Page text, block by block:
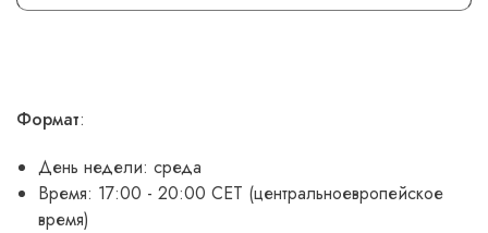
Формат:
День недели: среда
Время: 17:00 - 20:00 СЕТ (центральноевропейское
время)